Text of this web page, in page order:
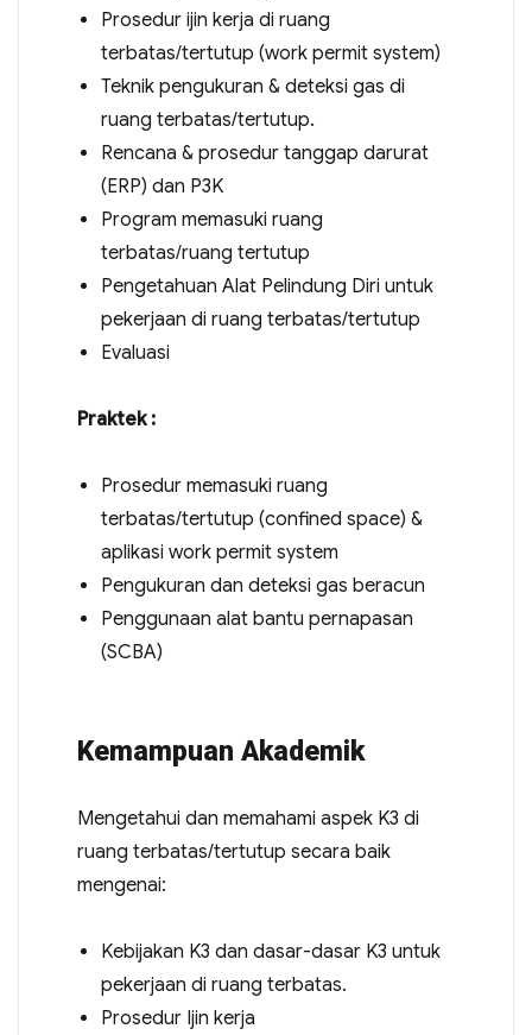
Prosedur ijin kerja di ruang
terbatas/tertutup (work permit system)
Teknik pengukuran & deteksi gas di
ruang terbatas/tertutup.
Rencana & prosedur tanggap darurat
(ERP) dan P3K
Program memasuki ruang
terbatas/ruang tertutup
Pengetahuan Alat Pelindung Diri untuk
pekerjaan di ruang terbatas/tertutup
Evaluasi
Praktek :
Prosedur memasuki ruang
terbatas/tertutup (confined space) &
aplikasi work permit system
Pengukuran dan deteksi gas beracun
Penggunaan alat bantu pernapasan
(SCBA)
Kemampuan Akademik
Mengetahui dan memahami aspek K3 di
ruang terbatas/tertutup secara baik
mengenai:
Kebijakan K3 dan dasar-dasar K3 untuk
pekerjaan di ruang terbatas.
Prosedur Ijin kerja